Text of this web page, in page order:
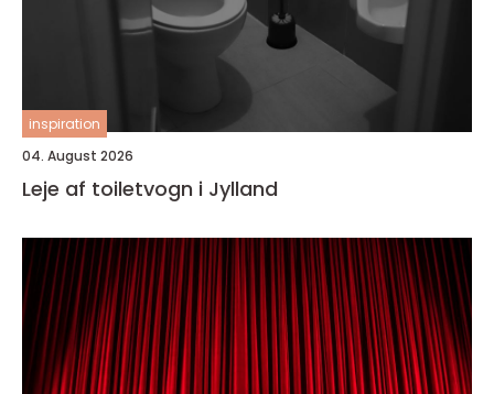
inspiration
04. August 2026
Leje af toiletvogn i Jylland